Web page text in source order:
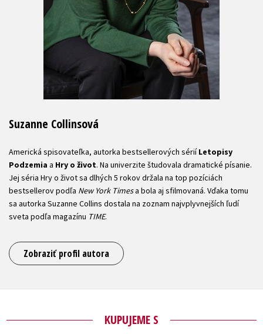
Suzanne Collinsová
Americká spisovateľka, autorka bestsellerových sériíLetopisy
Podzemia a Hry o život. Na univerzite študovala dramatické písanie.
Jej séria Hry o život sa dlhých 5 rokov držala na top pozíciách
bestsellerov podľa New York Timesa bola aj sfilmovaná. Vďaka tomu
sa autorka Suzanne Collins dostala na zoznam najvplyvnejších ľudí
sveta podľa magazínu TIME.
Zobraziť profil autora
KUPUJEME S